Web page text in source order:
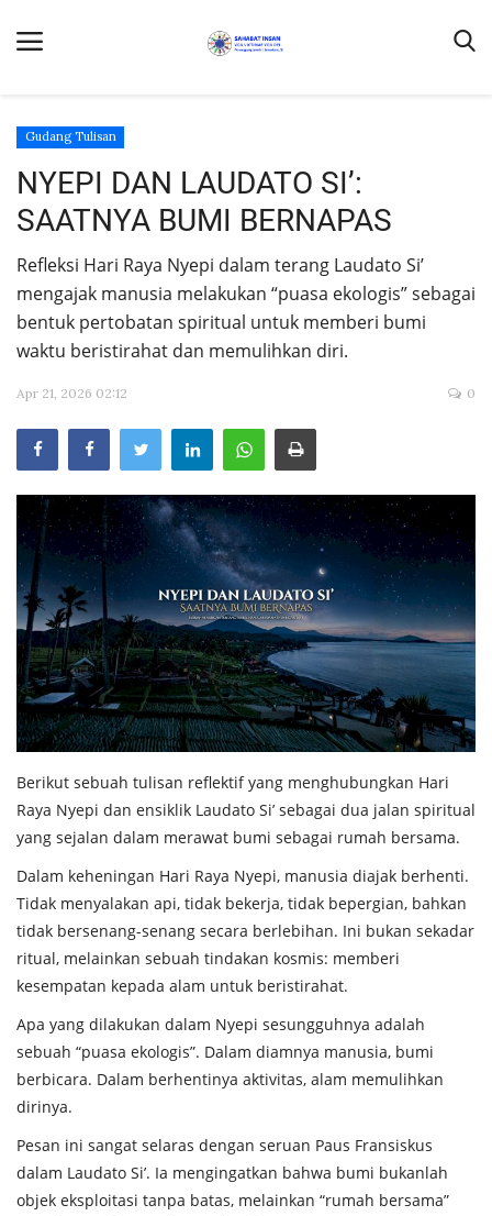
Home
Profil
DONASI
Ekologia
Laudate Deum
Across Asia Pacific
Gudang Tulisan
Dari Paus Fransiskus
Undangan
Latihan Rohani Ignasian
Indonesia
Gudang Tulisan
NYEPI DAN LAUDATO SI’:
SAATNYA BUMI BERNAPAS
Refleksi Hari Raya Nyepi dalam terang Laudato Si’
mengajak manusia melakukan “puasa ekologis” sebagai
bentuk pertobatan spiritual untuk memberi bumi
waktu beristirahat dan memulihkan diri.
Apr 21, 2026 02:12 0
Berikut sebuah tulisan reflektif yang menghubungkan Hari
Raya Nyepi dan ensiklik Laudato Si’ sebagai dua jalan spiritual
yang sejalan dalam merawat bumi sebagai rumah bersama.
Dalam keheningan Hari Raya Nyepi, manusia diajak berhenti.
Tidak menyalakan api, tidak bekerja, tidak bepergian, bahkan
tidak bersenang-senang secara berlebihan. Ini bukan sekadar
ritual, melainkan sebuah tindakan kosmis: memberi
kesempatan kepada alam untuk beristirahat.
Apa yang dilakukan dalam Nyepi sesungguhnya adalah
sebuah “puasa ekologis”. Dalam diamnya manusia, bumi
berbicara. Dalam berhentinya aktivitas, alam memulihkan
dirinya.
Pesan ini sangat selaras dengan seruan Paus Fransiskus
dalam Laudato Si’. Ia mengingatkan bahwa bumi bukanlah
objek eksploitasi tanpa batas, melainkan “rumah bersama”